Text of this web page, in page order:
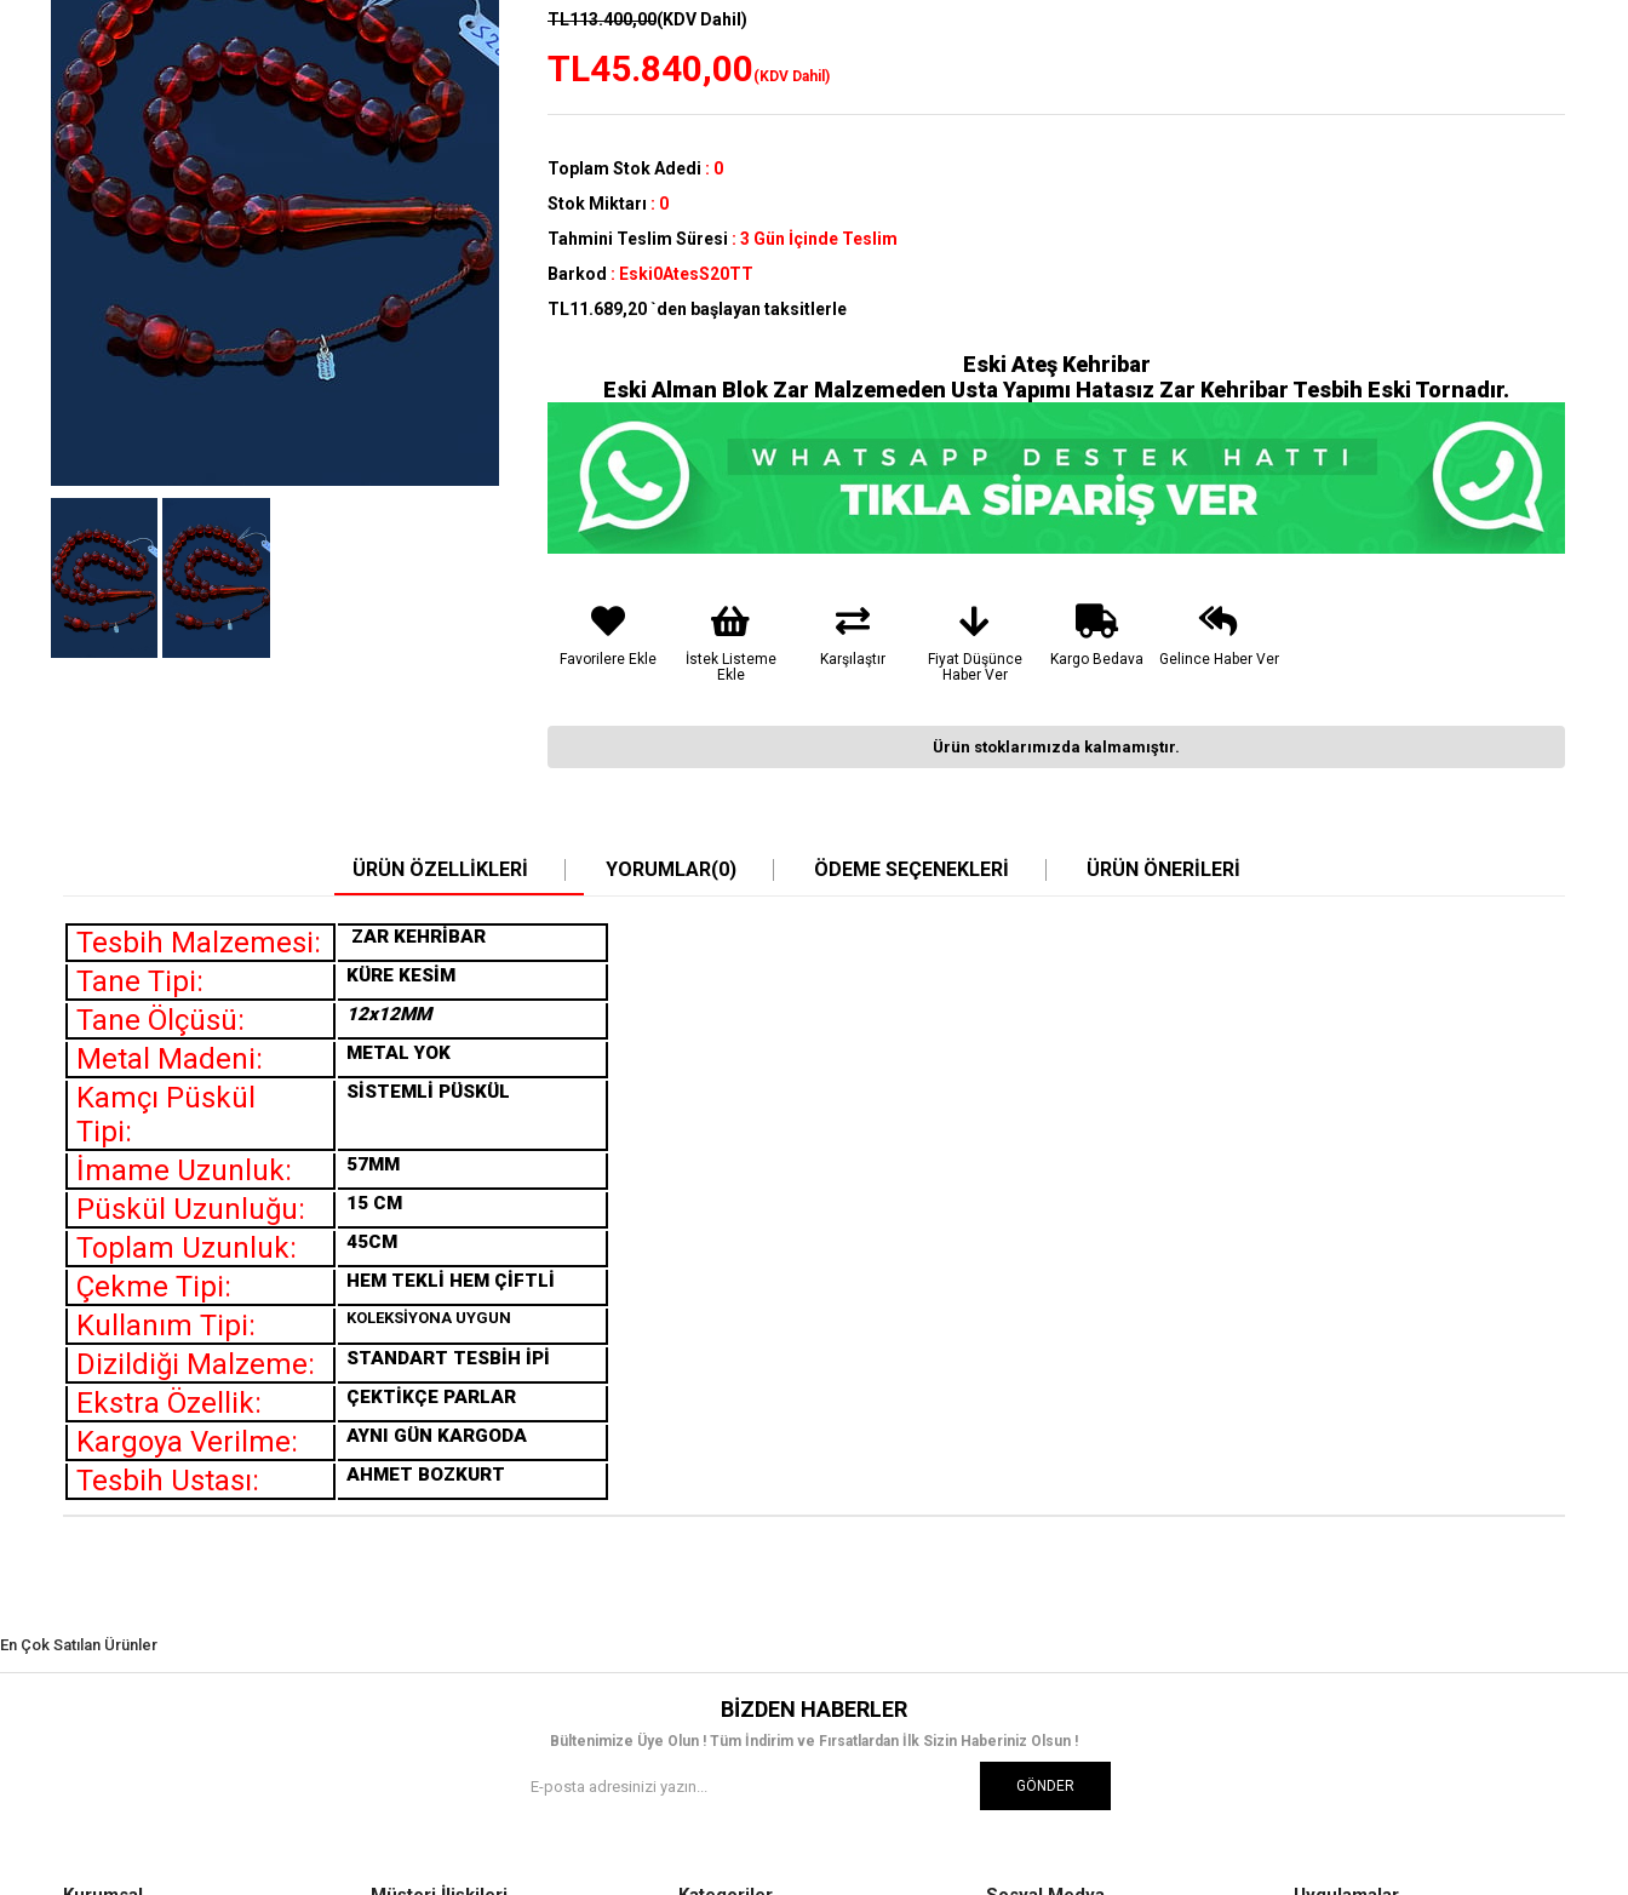
TL113.400,00(KDV Dahil)
TL45.840,00(KDV Dahil)
Toplam Stok Adedi : 0
Stok Miktarı : 0
Tahmini Teslim Süresi : 3 Gün İçinde Teslim
Barkod : Eski0AtesS20TT
TL11.689,20`den başlayan taksitlerle
Eski Ateş Kehribar
Eski Alman Blok Zar Malzemeden Usta Yapımı Hatasız Zar Kehribar Tesbih Eski Tornadır.
Favorilere Ekle
İstek Listeme
Ekle
Karşılaştır
Fiyat Düşünce
Haber Ver
Kargo Bedava Gelince Haber Ver
Ürün stoklarımızda kalmamıştır.
ÜRÜN ÖZELLIKLERI YORUMLAR(0) ÖDEME SEÇENEKLERI ÜRÜN ÖNERILERI
Tesbih Malzemesi: ZAR KEHRİBAR
Tane Tipi: KÜRE KESİM
Tane Ölçüsü: 12x12MM
Metal Madeni: METAL YOK
Kamçı Püskül
Tipi:
SİSTEMLİ PÜSKÜL
İmame Uzunluk: 57MM
Püskül Uzunluğu: 15 CM
Toplam Uzunluk: 45CM
Çekme Tipi: HEM TEKLİ HEM ÇİFTLİ
Kullanım Tipi: KOLEKSİYONA UYGUN
Dizildiği Malzeme: STANDART TESBİH İPİ
Ekstra Özellik: ÇEKTİKÇE PARLAR
Kargoya Verilme: AYNI GÜN KARGODA
Tesbih Ustası: AHMET BOZKURT
En Çok Satılan Ürünler
BIZDEN HABERLER
Bültenimize Üye Olun ! Tüm İndirim ve Fırsatlardan İlk Sizin Haberiniz Olsun !
GÖNDER